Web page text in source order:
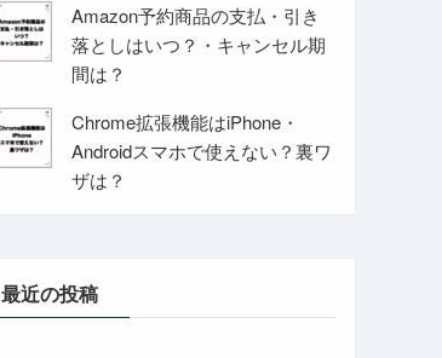
Amazon予約商品の支払・引き
落としはいつ？・キャンセル期
間は？
Chrome拡張機能はiPhone・
Androidスマホで使えない？裏ワ
ザは？
最近の投稿